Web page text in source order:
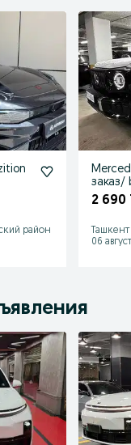
район
заказ/
2 690
06